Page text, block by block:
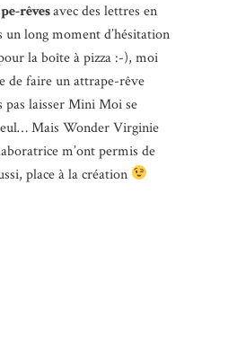
rêvesavec des lettres en
long moment d’hésitation
la boîte à pizza :-), moi
de faire un attrape-rêve
pas laisser Mini Moi se
Mais Wonder Virginie
m’ont permis de
place à la création